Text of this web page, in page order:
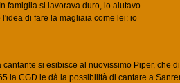
famiglia si lavorava duro, io aiutavo
di fare la magliaia come lei: io
si esibisce al nuovissimo Piper, che
la CGD le dà la possibilità di cantare a